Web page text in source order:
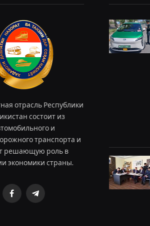
отрасль Республики
состоит из
и
транспорта и
решающую роль в
экономики страны.
FacebookTelegram